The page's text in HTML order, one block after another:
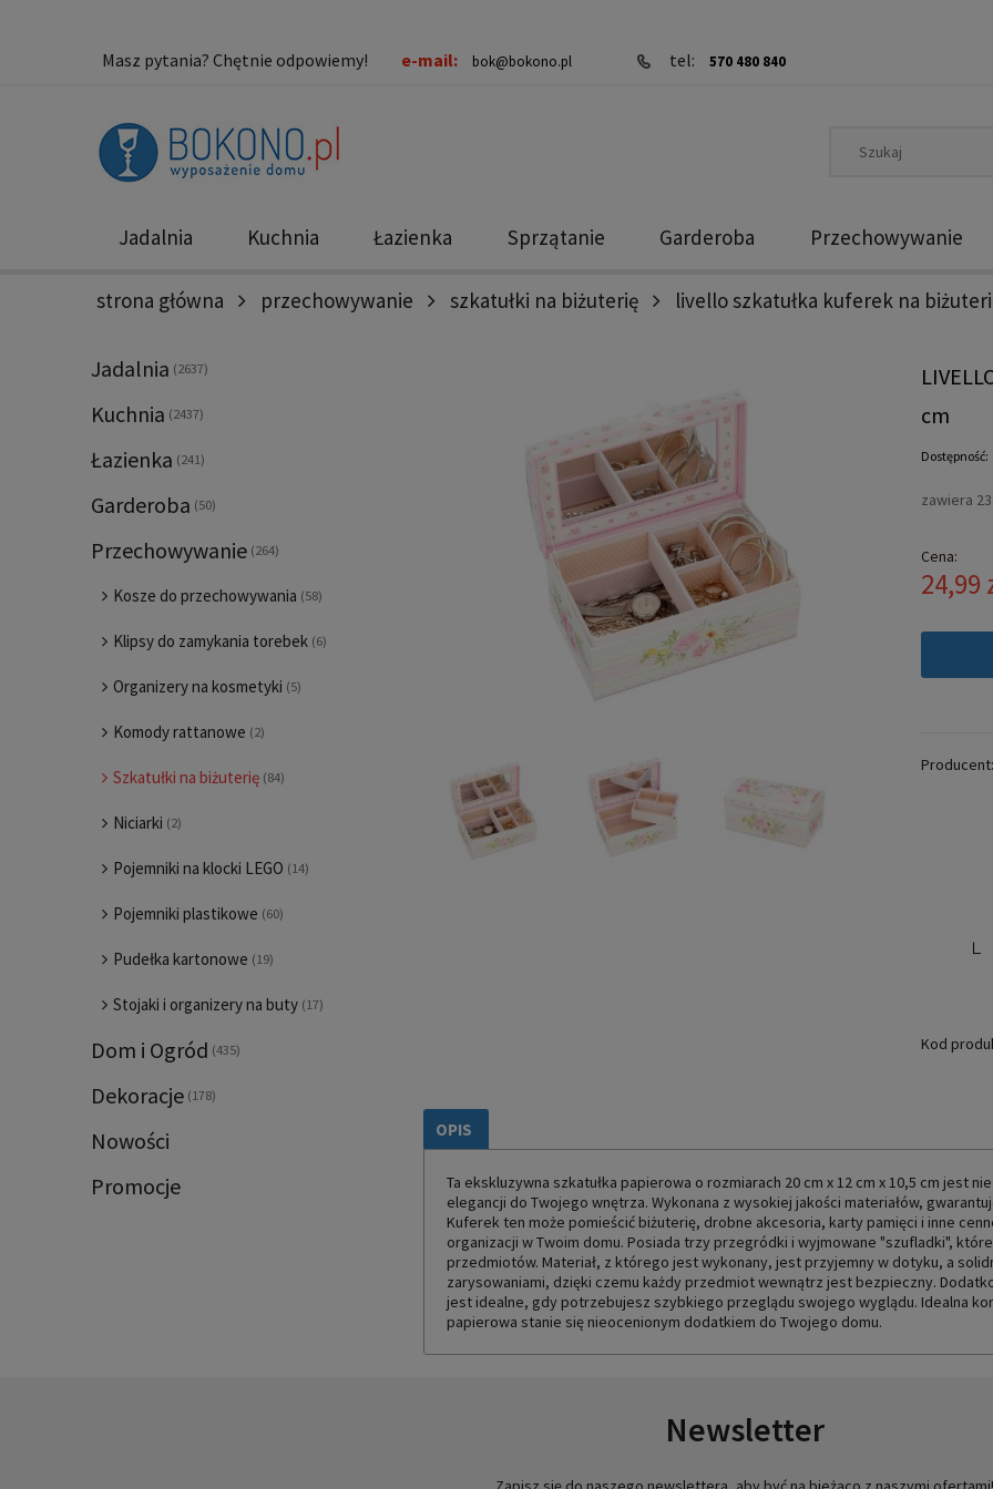
Masz pytania? Chętnie odpowiemy! e-mail: bok@bokono.pl tel: 570 480 840
Jadalnia Kuchnia Łazienka Sprzątanie Garderoba Przechowywanie
Nowości Promocje
strona główna przechowywanie szkatułki na biżuterię livello szkatułka kuferek na
Jadalnia (2637)
Kuchnia (2437)
Łazienka (241)
Garderoba (50)
Przechowywanie (264)
Kosze do przechowywania (58)
Klipsy do zamykania torebek (6)
Organizery na kosmetyki (5)
Komody rattanowe (2)
Szkatułki na biżuterię (84)
Niciarki (2)
Pojemniki na klocki LEGO (14)
Pojemniki plastikowe (60)
Pudełka kartonowe (19)
Stojaki i organizery na buty (17)
Dom i Ogród (435)
Dekoracje (178)
Nowości
Promocje
cm
Dostępność:
zawiera
Cena:
24,99
Kod
OPIS
Ta ekskluzywna szkatułka papierowa o rozmiarach 20 cm x 12 cm x 10,5 cm jest
elegancji do Twojego wnętrza. Wykonana z wysokiej jakości materiałów,
Kuferek ten może pomieścić biżuterię, drobne akcesoria, karty pamięci i inne
organizacji w Twoim domu. Posiada trzy przegródki i wyjmowane "szufladki",
przedmiotów. Materiał, z którego jest wykonany, jest przyjemny w dotyku, a
zarysowaniami, dzięki czemu każdy przedmiot wewnątrz jest bezpieczny.
jest idealne, gdy potrzebujesz szybkiego przeglądu swojego wyglądu. Idealna
papierowa stanie się nieocenionym dodatkiem do Twojego domu.
Newsletter